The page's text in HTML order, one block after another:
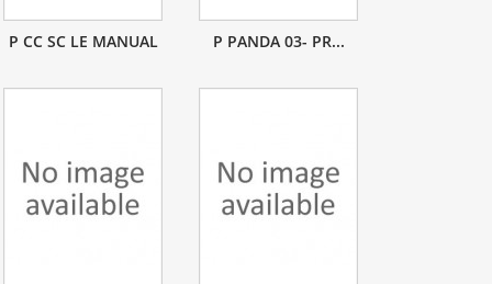
P CC SC LE MANUAL P PANDA 03- PR...